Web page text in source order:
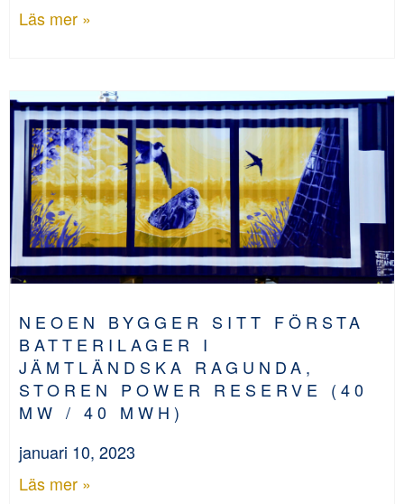
Läs mer »
NEOEN BYGGER SITT FÖRSTA
BATTERILAGER I
JÄMTLÄNDSKA RAGUNDA,
STOREN POWER RESERVE (40
MW / 40 MWH)
januari 10, 2023
Läs mer »